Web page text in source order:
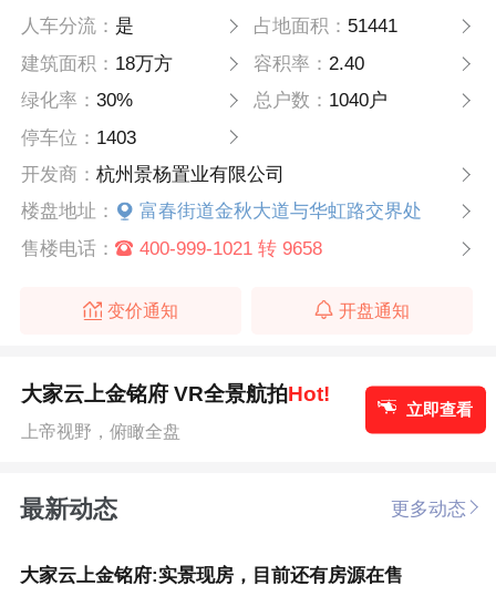
人车分流： 是 占地面积： 51441
建筑面积： 18万方 容积率： 2.40
绿化率：30% 总户数： 1040户
停车位： 1403
开发商：杭州景杨置业有限公司
楼盘地址：
富春街道金秋大道与华虹路交界处
售楼电话：
400-999-1021 转 9658
变价通知 开盘通知
大家云上金铭府 VR全景航拍Hot!
上帝视野，俯瞰全盘
立即查看
最新动态 更多动态
大家云上金铭府:实景现房，目前还有房源在售